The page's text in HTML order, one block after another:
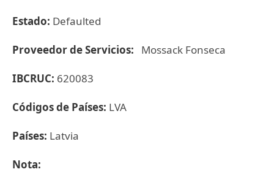
Estado: Defaulted
Proveedor de Servicios: Mossack Fonseca
IBCRUC: 620083
Códigos de Países: LVA
Países: Latvia
Nota: